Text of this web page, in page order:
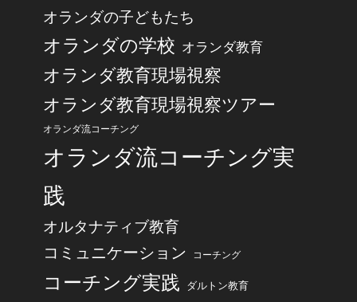
オランダの子どもたち
オランダの学校 オランダ教育
オランダ教育現場視察
オランダ教育現場視察ツアー
オランダ流コーチング
オランダ流コーチング実
践
オルタナティブ教育
コミュニケーション コーチング
コーチング実践 ダルトン教育